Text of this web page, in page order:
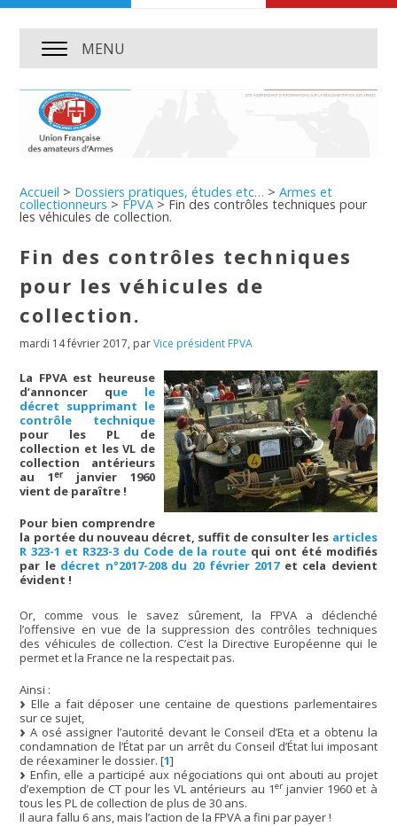
MENU
Accueil > Dossiers pratiques, études etc… >Armes et
collectionneurs > FPVA > Fin des contrôles techniques pour
les véhicules de collection.
Fin des contrôles techniques
pour les véhicules de
collection.
mardi 14 février 2017, parVice président FPVA
La FPVA est heureuse
d’annoncer que le
décret supprimant le
contrôle technique
pour les PL de
collection et les VL de
collection antérieurs
au 1er
janvier 1960
vient de paraître !
Pour bien comprendre
la portée du nouveau décret, suffit de consulter les articles
R 323-1 et R323-3 du Code de la route qui ont été modifiés
par le décret n°2017-208 du 20 février 2017et cela devient
évident !
Or, comme vous le savez sûrement, la FPVA a déclenché
l’offensive en vue de la suppression des contrôles techniques
des véhicules de collection. C’est la Directive Européenne qui le
permet et la France ne la respectait pas.
Ainsi :
Elle a fait déposer une centaine de questions parlementaires
sur ce sujet,
A osé assigner l’autorité devant le Conseil d’Eta et a obtenu la
condamnation de l’État par un arrêt du Conseil d’État lui imposant
de réexaminer le dossier. [1]
Enfin, elle a participé aux négociations qui ont abouti au projet
d’exemption de CT pour les VL antérieurs au 1erjanvier 1960 et à
tous les PL de collection de plus de 30 ans.
Il aura fallu 6 ans, mais l’action de la FPVA a fini par payer !